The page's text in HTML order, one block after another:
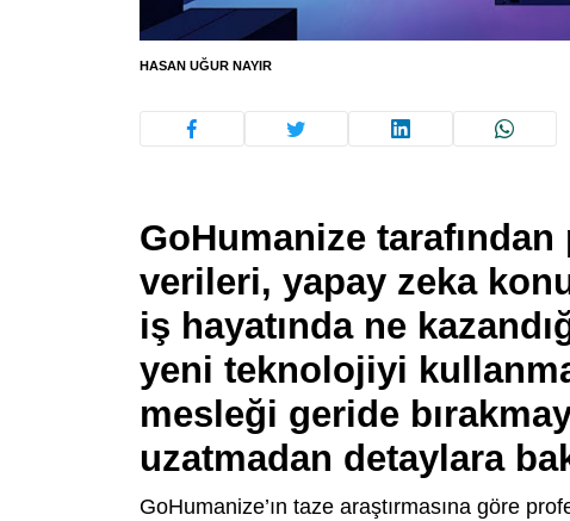
HASAN UĞUR NAYIR
GoHumanize
verileri, yapay zeka
iş hayatında ne
yeni teknolojiyi
mesleği geride
uzatmadan detaylara
GoHumanize’ın taze araştırmasına göre